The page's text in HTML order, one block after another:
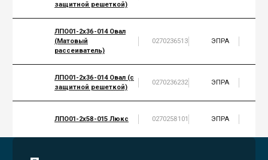
защитной решеткой)
ЛПО01-2х36-014 Овал
(Матовый
рассеиватель)
0270236513 ЭПРА
ЛПО01-2х36-014 Овал (с
защитной решеткой)
0270236232 ЭПРА
ЛПО01-2х58-015 Люкс 0270258101 ЭПРА